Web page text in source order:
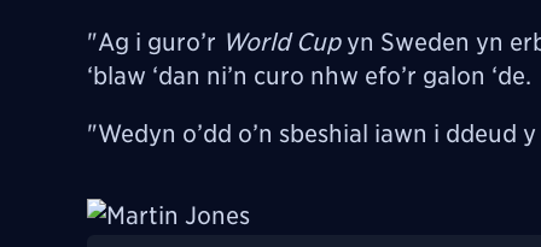
"Ag i guro’r World Cupyn Sweden yn
‘blaw ‘dan ni’n curo nhw efo’r galon ‘de.
"Wedyn o’dd o’n sbeshial iawn i ddeud
Image